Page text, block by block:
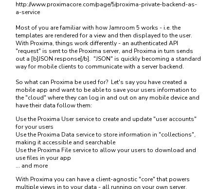
http://www.proximacore.com/page/5/proxima-private-backend-as-
a-service
Most of you are familiar with how Jamroom 5 works - i.e. the
templates are rendered for a view and then displayed to the user.
With Proxima, things work differently - an authenticated API
"request" is sent to the Proxima server, and Proxima in turn sends
out a [b]JSON response[/b]. "JSON" is quickly becoming a standard
way for mobile clients to communicate with a server backend.
So what can Proxima be used for? Let's say you have created a
mobile app and want to be able to save your users information to
the "cloud" where they can log in and out on any mobile device and
have their data follow them:
Use the Proxima User service to create and update "user accounts"
for your users
Use the Proxima Data service to store information in "collections",
making it accessible and searchable
Use the Proxima File service to allow your users to download and
use files in your app
... and more
With Proxima you can have a client-agnostic "core" that powers
multiple views in to your data - all running on your own server,